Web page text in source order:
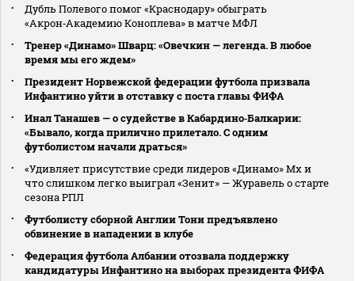
Дубль Полевого помог «Краснодару» обыграть
«Акрон‑Академию Коноплева» в матче МФЛ
Тренер «Динамо» Шварц: «Овечкин — легенда. В любое
время мы его ждем»
Президент Норвежской федерации футбола призвала
Инфантино уйти в отставку с поста главы ФИФА
Инал Танашев — о судействе в Кабардино‑Балкарии:
«Бывало, когда прилично прилетало. С одним
футболистом начали драться»
«Удивляет присутствие среди лидеров «Динамо» Мх и
что слишком легко выиграл «Зенит» — Журавель о старте
сезона РПЛ
Футболисту сборной Англии Тони предъявлено
обвинение в нападении в клубе
Федерация футбола Албании отозвала поддержку
кандидатуры Инфантино на выборах президента ФИФА